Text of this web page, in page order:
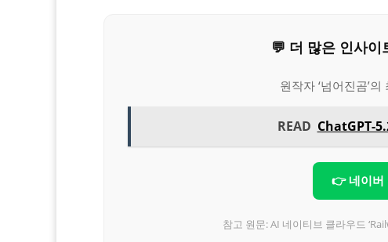
💬 더 많은 인사
원작자 ‘넘어진곰’
READ ChatGPT-
👉 네이버
참고 원문: AI 네이티브 클라우드